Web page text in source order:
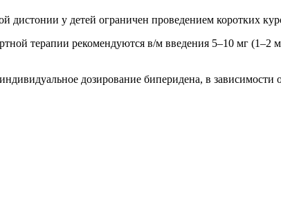
дистонии у детей ограничен проведением коротких
терапии рекомендуются в/м введения 5–10 мг (1–2
дозирование биперидена, в